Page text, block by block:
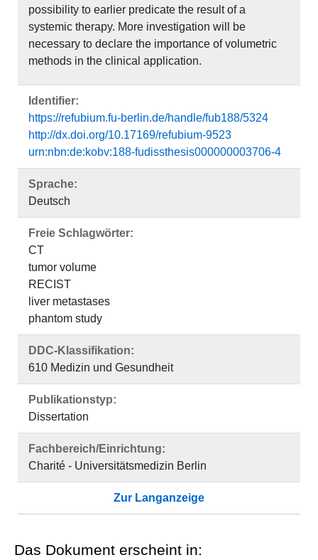
possibility to earlier predicate the result of a
systemic therapy. More investigation will be
necessary to declare the importance of volumetric
methods in the clinical application.
Identifier:
https://refubium.fu-berlin.de/handle/fub188/5324
http://dx.doi.org/10.17169/refubium-9523
urn:nbn:de:kobv:188-fudissthesis000000003706-4
Sprache:
Deutsch
Freie Schlagwörter:
CT
tumor volume
RECIST
liver metastases
phantom study
DDC-Klassifikation:
610 Medizin und Gesundheit
Publikationstyp:
Dissertation
Fachbereich/Einrichtung:
Charité - Universitätsmedizin Berlin
Zur Langanzeige
Das Dokument erscheint in: